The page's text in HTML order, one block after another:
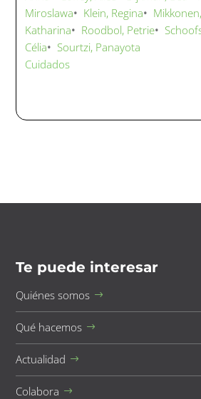
Miroslawa• Klein, Regina•
Katharina• Roodbol, Petrie•
Célia• Sourtzi, Panayota
Cuidados
Te puede interesar
Quiénes somos
Qué hacemos
Actualidad
Colabora